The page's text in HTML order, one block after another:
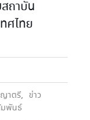
ถาบัน
ศไทย
าตรี, ข่าว
มพันธ์